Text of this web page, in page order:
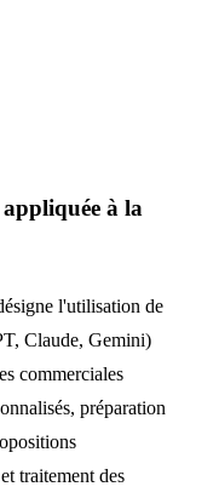
à la
l'utilisation de
Claude, Gemini)
commerciales
préparation
traitement des